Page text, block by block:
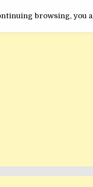
ACTUALITATE
browsing, you